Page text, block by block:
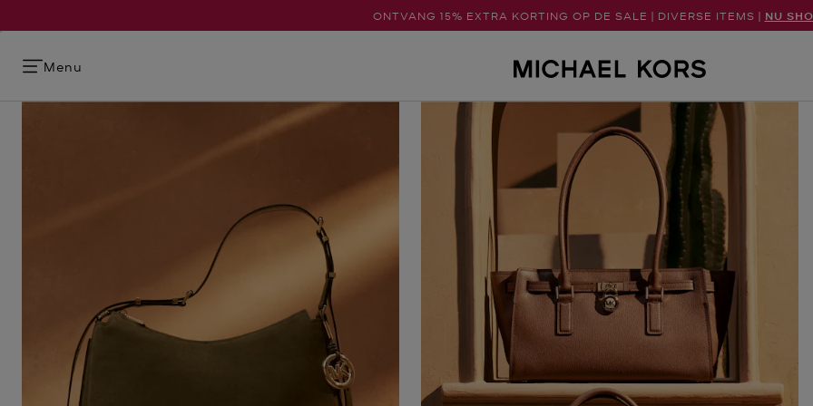
ONTVANG 15% EXTRA KORTING OP DE SALE | DIVERSE ITEMS | NU
Menu